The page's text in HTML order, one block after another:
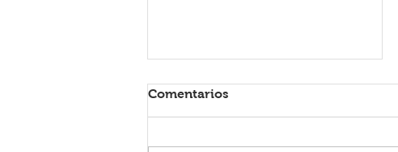
No todo es proteína en la
alimentación infantil
Comentarios